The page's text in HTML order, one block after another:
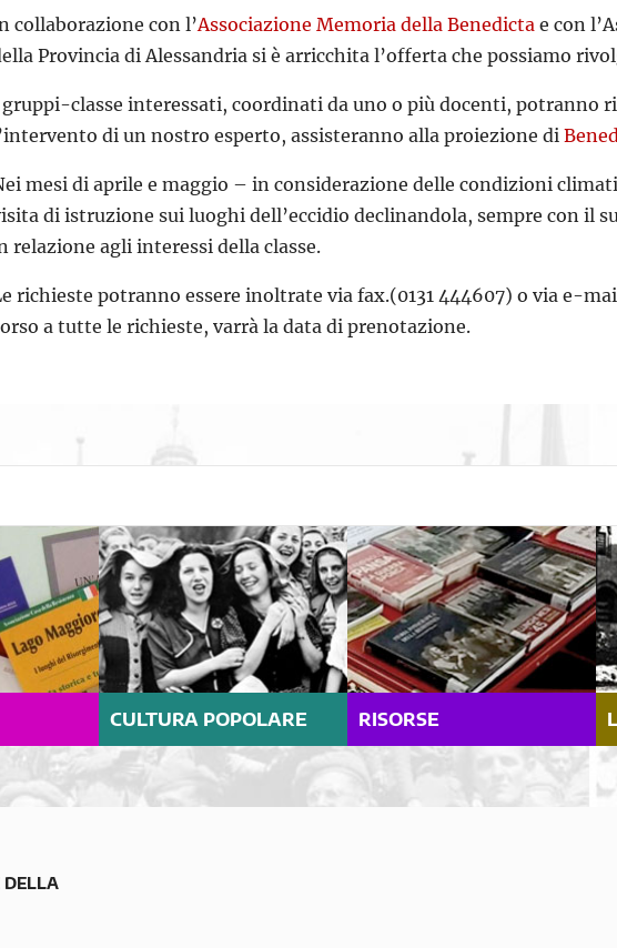
collaborazione con l’Associazione Memoria della Benedicta e con
Provincia di Alessandria si è arricchita l’offerta che possiamo
classe interessati, coordinati da uno o più docenti, potranno
di un nostro esperto, assisteranno alla proiezione di
mesi di aprile e maggio – in considerazione delle condizioni
di istruzione sui luoghi dell’eccidio declinandola, sempre con il
relazione agli interessi della classe.
richieste potranno essere inoltrate via fax.(0131 444607) o via e-
a tutte le richieste, varrà la data di prenotazione.
CULTURA POPOLARE RISORSE
DELLA